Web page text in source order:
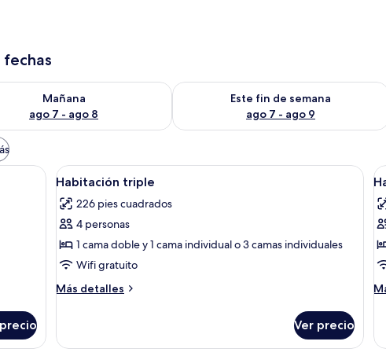
Mañana
ago 7 - ago 8
la disponibilidad para mañana ago 7 - ago 8
Este fin de semana
ago 7 - ago 9
Consulta la disponibilidad para este
acolchada, una mesita de noche con lámpara y un teléfono a la izquierda.
Abrir
todas
las
fotos
de
Habitación
triple
Habitación de hotel con dos camas
8
Habitación triple
226 pies cuadrados
4 personas
1 cama doble y 1 cama individual o 3 camas individuales
Wifi gratuito
Más detalles
Más
triple
Ver precio
2
con